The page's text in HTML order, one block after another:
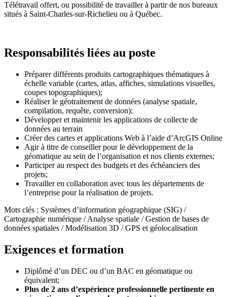
Télétravail offert, ou possibilité de travailler à partir de nos bureaux
situés à Saint-Charles-sur-Richelieu ou à Québec.
Responsabilités liées au poste
Préparer différents produits cartographiques thématiques à
échelle variable (cartes, atlas, affiches, simulations visuelles,
coupes topographiques);
Réaliser le géotraitement de données (analyse spatiale,
compilation, requête, conversion);
Développer et maintenir les applications de collecte de
données au terrain
Créer des cartes et applications Web à l’aide d’ArcGIS Online
Agir à titre de conseiller pour le développement de la
géomatique au sein de l’organisation et nos clients externes;
Participer au respect des budgets et des échéanciers des
projets;
Travailler en collaboration avec tous les départements de
l’entreprise pour la réalisation de projets.
Mots clés : Systèmes d’information géographique (SIG) /
Cartographie numérique / Analyse spatiale / Gestion de bases de
données spatiales / Modélisation 3D / GPS et géolocalisation
Exigences et formation
Diplômé d’un DEC ou d’un BAC en géomatique ou
équivalent;
Plus de 2 ans d’expérience professionnelle pertinente en